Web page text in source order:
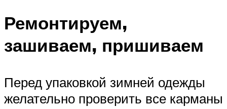
Ремонтируем,
зашиваем, пришиваем
Перед упаковкой зимней одежды
желательно проверить все карманы